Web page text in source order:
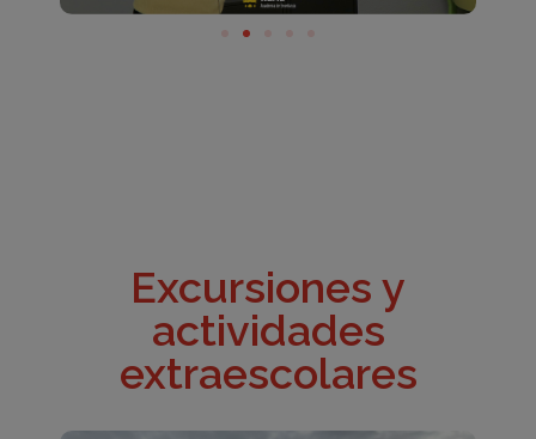
Excursiones y
actividades
extraescolares